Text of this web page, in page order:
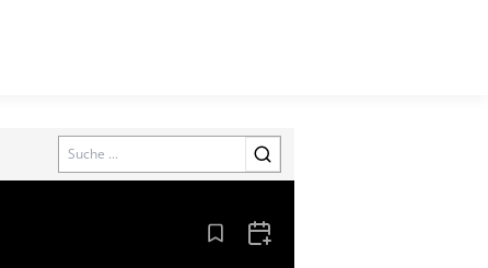
Search
Aus den Lesezeichen entfernen
Zum Kalender hinzufügen